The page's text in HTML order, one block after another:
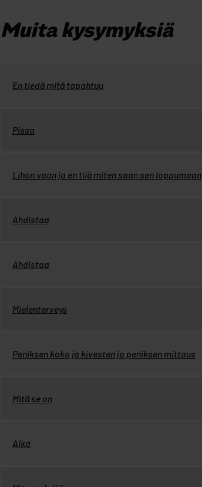
Muita kysymyksiä
En tiedä mitä tapahtuu
Pissa
Lihon vaan ja en tiiä miten saan sen loppumaan
Ahdistaa
Ahdistaa
Mielenterveys
Peniksen koko ja kivesten ja peniksen mittaus
Mitä se on
Aika